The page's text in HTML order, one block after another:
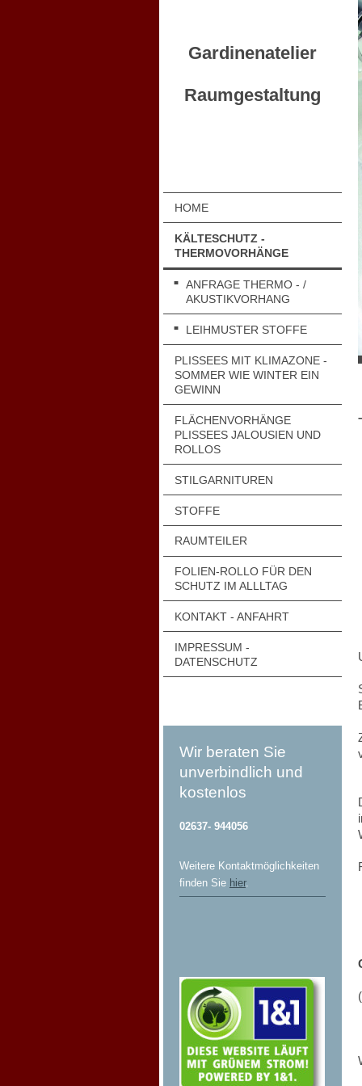
Gardinenatelier
Raumgestaltung
HOME
KÄLTESCHUTZ -
THERMOVORHÄNGE
ANFRAGE THERMO - /
AKUSTIKVORHANG
LEIHMUSTER STOFFE
PLISSEES MIT KLIMAZONE -
SOMMER WIE WINTER EIN
GEWINN
FLÄCHENVORHÄNGE
PLISSEES JALOUSIEN UND
ROLLOS
STILGARNITUREN
STOFFE
RAUMTEILER
FOLIEN-ROLLO FÜR DEN
SCHUTZ IM ALLLTAG
KONTAKT - ANFAHRT
IMPRESSUM -
DATENSCHUTZ
Wir beraten Sie
unverbindlich und
kostenlos
02637- 944056
Weitere Kontaktmöglichkeiten
finden Sie hier.